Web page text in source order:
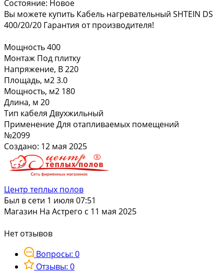
Состояние: Новое
Вы можете купить Кабель нагревательный SHTEIN DS
400/20/20 Гарантия от производителя!
Мощность 400
Монтаж Под плитку
Напряжение, В 220
Площадь, м2 3.0
Мощность, м2 180
Длина, м 20
Тип кабеля Двухжильный
Применение Для отапливаемых помещений
№2099
Создано: 12 мая 2025
Центр теплых полов
Был в сети 1 июля 07:51
Магазин На Астрего с 11 мая 2025
Нет отзывов
Вопросы: 0
Отзывы: 0